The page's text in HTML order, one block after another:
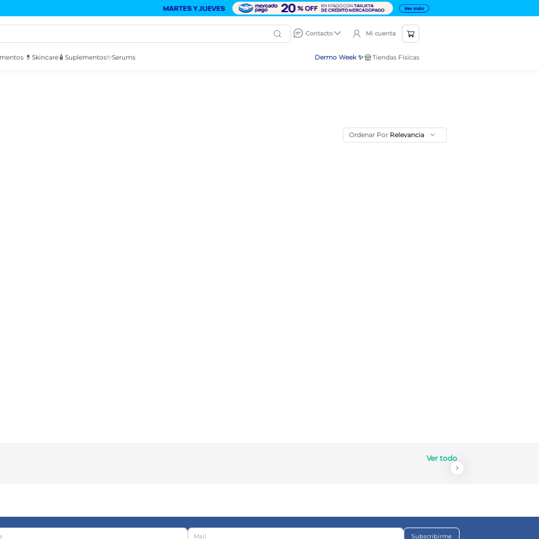
Contacto
Mi cuenta
💊 Skincare🧴 Suplementos✨Serums Dermo Week ✨ Tiendas Físicas
Ordenar Por Relevancia
Ver todo
Subscribirme